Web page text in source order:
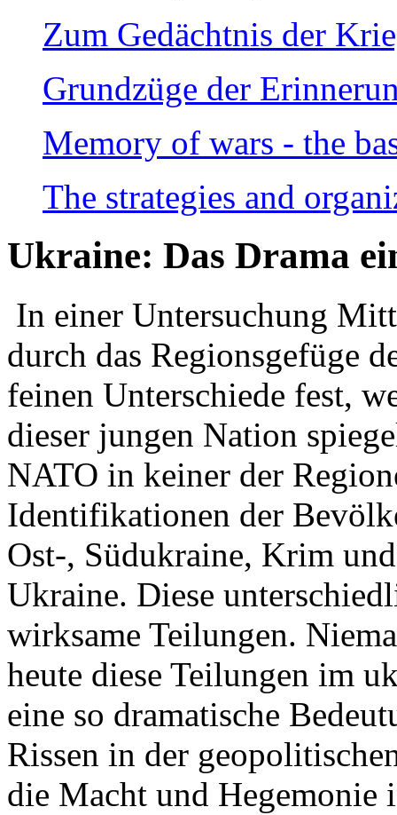
Zum Gedächtnis der
Grundzüge der
Memory of wars - the
The strategies and
Ukraine: Das Drama
In einer Untersuchung
durch das Regionsgefüge
feinen Unterschiede fest,
dieser jungen Nation
NATO in keiner der
Identifikationen der
Ost-, Südukraine, Krim
Ukraine. Diese
wirksame Teilungen.
heute diese Teilungen im
eine so dramatische
Rissen in der
die Macht und Hegemonie